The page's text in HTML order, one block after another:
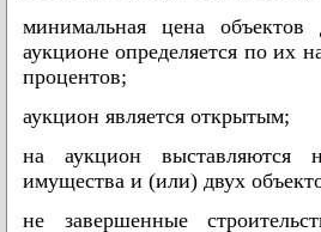
минимальная цена
аукционе определяется по их
процентов;
аукцион является открытым;
на аукцион выставляются
имущества и (или) двух
не завершенные